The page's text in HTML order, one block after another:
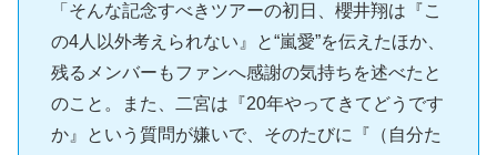
「そんな記念すべきツアーの初日、櫻井翔は『こ
の4人以外考えられない』と“嵐愛”を伝えたほか、
残るメンバーもファンへ感謝の気持ちを述べたと
のこと。また、二宮は『20年やってきてどうです
か』という質問が嫌いで、そのたびに『（自分た